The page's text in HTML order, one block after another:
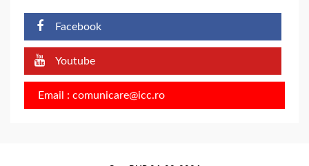
Facebook
Youtube
Email : comunicare@icc.ro